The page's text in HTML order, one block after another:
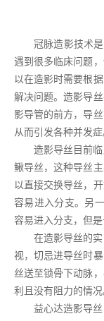
冠脉造影技术
遇到很多临床问题
以在造影时需要根
解决问题。造影导
影导管的前方，导
从而引发各种并发症
造影导丝目前
鳅导丝，这种导丝
以直接交换导丝，
容易进入分支。另
容易进入分支，但
在造影导丝的
视，切忌进导丝时
丝送至锁骨下动脉
利且没有阻力的情况
益心达造影导